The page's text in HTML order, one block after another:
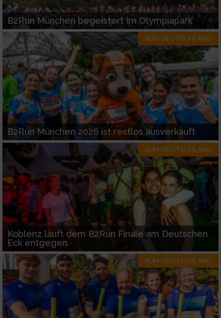
B2Run München begeistert im Olympiapark
RUN-DEUTSCHLAND
B2Run München 2026 ist restlos ausverkauft
RUN-DEUTSCHLAND
Koblenz läuft dem B2Run Finale am Deutschen
Eck entgegen
RUN-DEUTSCHLAND